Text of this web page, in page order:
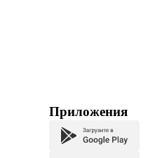
Приложения